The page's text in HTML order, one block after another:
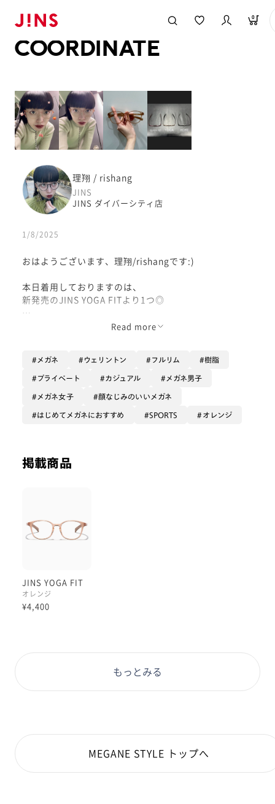
0
COORDINATE
理翔 / rishang
JINS
JINS ダイバーシティ店
1/8/2025
おはようございます、理翔/rishangです:)
本日着用しておりますのは、
新発売のJINS YOGA FITより1つ◎
ご自身で調整可能な耳後ろの構造のため
頭を包み込むような設計のため(4枚目)
よりフィット感を得られる、
『非常に機能性の高い新シリーズ』です:-)
このデザインが、
思っております😌
ご自身で微調整ができる」と
快適ですしね☺️🤍
中でも私個人としては
「006番のカラー14、オレンジ」が
ピンクも混じった『コーラルオレンジ』
肌なじみの良いナチュラルな眼鏡や
リラックス時に使う眼鏡を
本日もご覧くださりありがとうございます☺︎
理翔/rishang
Read more
メガネ ウェリントン フルリム 樹脂
プライベート カジュアル メガネ男子
メガネ女子 顔なじみのいいメガネ
はじめてメガネにおすすめ SPORTS オレンジ
掲載商品
JINS YOGA FIT
オレンジ
¥4,400
もっとみる
MEGANE STYLE トップへ